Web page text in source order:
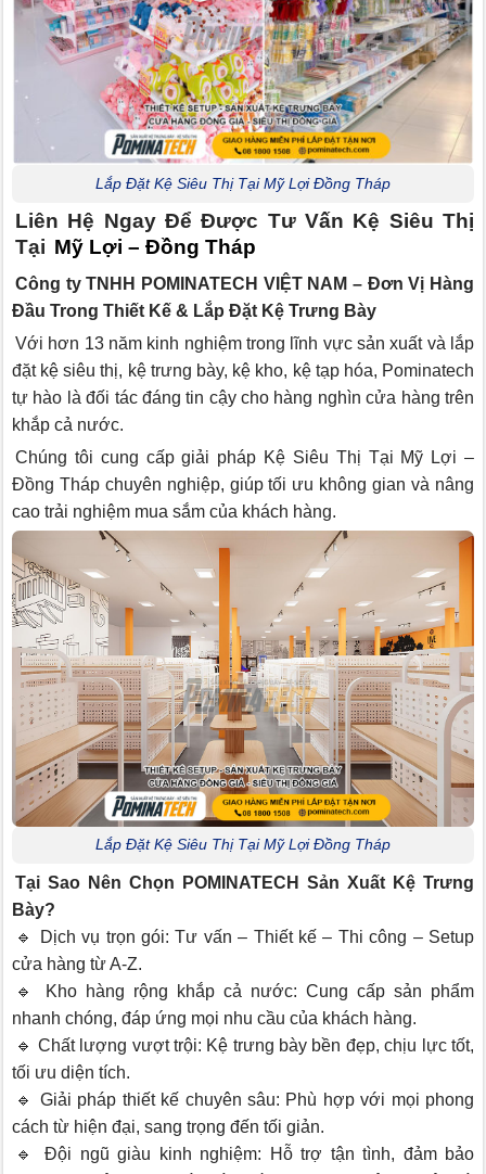
Lắp Đặt Kệ Siêu Thị Tại Mỹ Lợi Đồng Tháp
Liên Hệ Ngay Để Được Tư Vấn Kệ Siêu Thị
Tại Mỹ Lợi – Đồng Tháp
Công ty TNHH POMINATECH VIỆT NAM – Đơn Vị Hàng
Đầu Trong Thiết Kế & Lắp Đặt Kệ Trưng Bày
Với hơn 13 năm kinh nghiệm trong lĩnh vực sản xuất và lắp
đặt kệ siêu thị, kệ trưng bày, kệ kho, kệ tạp hóa, Pominatech
tự hào là đối tác đáng tin cậy cho hàng nghìn cửa hàng trên
khắp cả nước.
Chúng tôi cung cấp giải pháp Kệ Siêu Thị Tại Mỹ Lợi –
Đồng Tháp chuyên nghiệp, giúp tối ưu không gian và nâng
cao trải nghiệm mua sắm của khách hàng.
Lắp Đặt Kệ Siêu Thị Tại Mỹ Lợi Đồng Tháp
Tại Sao Nên Chọn POMINATECH Sản Xuất Kệ Trưng
Bày?
🔹 Dịch vụ trọn gói: Tư vấn – Thiết kế – Thi công – Setup
cửa hàng từ A-Z.
🔹 Kho hàng rộng khắp cả nước: Cung cấp sản phẩm
nhanh chóng, đáp ứng mọi nhu cầu của khách hàng.
🔹 Chất lượng vượt trội: Kệ trưng bày bền đẹp, chịu lực tốt,
tối ưu diện tích.
🔹 Giải pháp thiết kế chuyên sâu: Phù hợp với mọi phong
cách từ hiện đại, sang trọng đến tối giản.
🔹 Đội ngũ giàu kinh nghiệm: Hỗ trợ tận tình, đảm bảo